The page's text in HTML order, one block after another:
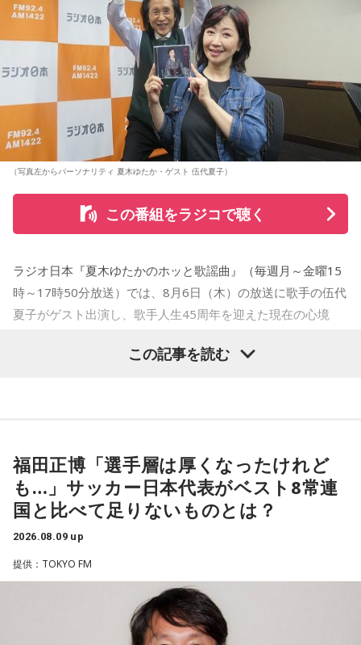
という。
さらに、趣味についてもトークを展開。愛犬と過ごす時間を
増やすために驚くべきあるものを購入したと言う。さて何を
購入したのか…？ 詳しくはradikoタイムフリーで！
（写真左からパーソナリティ 夏木ゆたか・ゲスト 伍代夏子）
この番組をラジコで聴く
ラジオ日本『夏木ゆたかのホッと歌謡曲』（毎週月～金曜15
時～17時50分放送）では、8月6日（木）の放送に歌手の伍代
夏子がゲスト出演し、歌手人生45周年を迎えた現在の心境
ることを明かした。また、歌手はレコーディングを終えた
後、自分自身が“演出家”となって楽曲を育てていく仕事でもあ
ると語り、長年培ってきた表現者としての思いを語った。
ューから間もなく所属レコード会社がなくなり、「どこへ行
けばいいの？」と途方に暮れたことや、芸名を何度も変えな
がら挑戦を続けてきた日々を振り返る。それでも諦めずに歌
い続けた経験が、45周年記念シングル「露天の花」に込めた
この記事を読む
福田正博「選手層は厚くなったけれど
も…」サッカー日本代表がベスト8常連
国と比べて足りないものとは？
2026.08.09 up
提供：TOKYO FM